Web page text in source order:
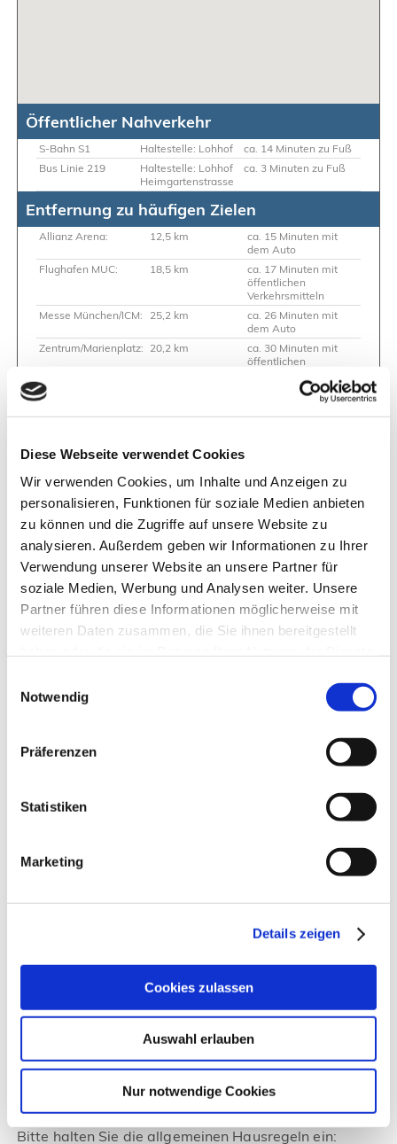
Diese Webseite verwendet Cookies
Wir verwenden Cookies, um Inhalte und Anzeigen zu
personalisieren, Funktionen für soziale Medien anbieten
zu können und die Zugriffe auf unsere Website zu
analysieren. Außerdem geben wir Informationen zu Ihrer
Verwendung unserer Website an unsere Partner für
soziale Medien, Werbung und Analysen weiter. Unsere
Partner führen diese Informationen möglicherweise mit
weiteren Daten zusammen, die Sie ihnen bereitgestellt
Notwendig
Präferenzen
Statistiken
Marketing
Details zeigen
Cookies zulassen
Auswahl erlauben
Nur notwendige Cookies
Öffentlicher Nahverkehr
S-Bahn S1 Haltestelle: Lohhof
ca. 14 Minuten zu Fuß
Bus Linie 219
Haltestelle: Lohhof
Heimgartenstrasse
ca. 3 Minuten zu Fuß
Entfernung zu häufigen Zielen
Allianz Arena: 12,5 km
ca. 15 Minuten mit
dem Auto
Flughafen MUC:
18,5 km
ca. 17 Minuten mit
öffentlichen
Verkehrsmitteln
Messe München/ICM:
25,2 km
ca. 26 Minuten mit
dem Auto
Zentrum/Marienplatz: 20,2 km
ca. 30 Minuten mit
öffentlichen
Hauptbahnhof:
ca. 32 Minuten mit
Verkehrsmitteln
GASTGEBER
Ich würde mich freuen, Sie als Gast begrüßen zu dürfen!
Verfügbarkeit jetzt prüfen
laut Auskunft des Gastgebers nicht notwendig.
HAUSREGELN
Bitte halten Sie die allgemeinen Hausregeln ein: